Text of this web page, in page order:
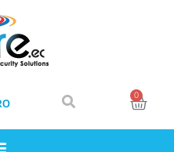
0